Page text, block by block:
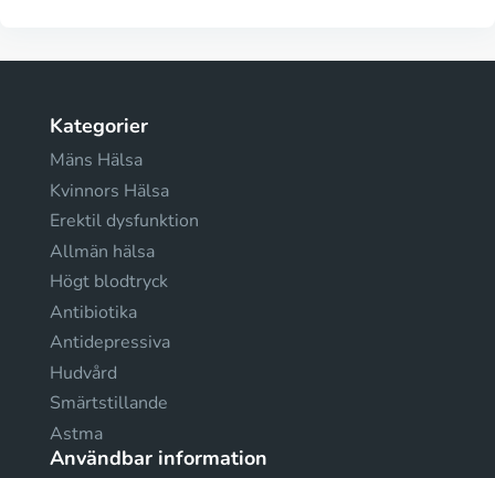
Kategorier
Mäns Hälsa
Kvinnors Hälsa
Erektil dysfunktion
Allmän hälsa
Högt blodtryck
Antibiotika
Antidepressiva
Hudvård
Smärtstillande
Astma
Användbar information